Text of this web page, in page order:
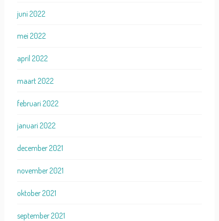
juni 2022
mei 2022
april 2022
maart 2022
februari 2022
januari 2022
december 2021
november 2021
oktober 2021
september 2021